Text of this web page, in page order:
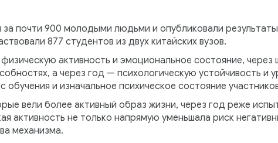
почти 900 молодыми людьми и опубликовали
877 студентов из двух китайских вузов.
активность и эмоциональное состояние,
а через год — психологическую устойчивость и
обучения и изначальное психическое состояние
вели более активный образ жизни, через год реже
активность не только напрямую уменьшала риск
механизма.